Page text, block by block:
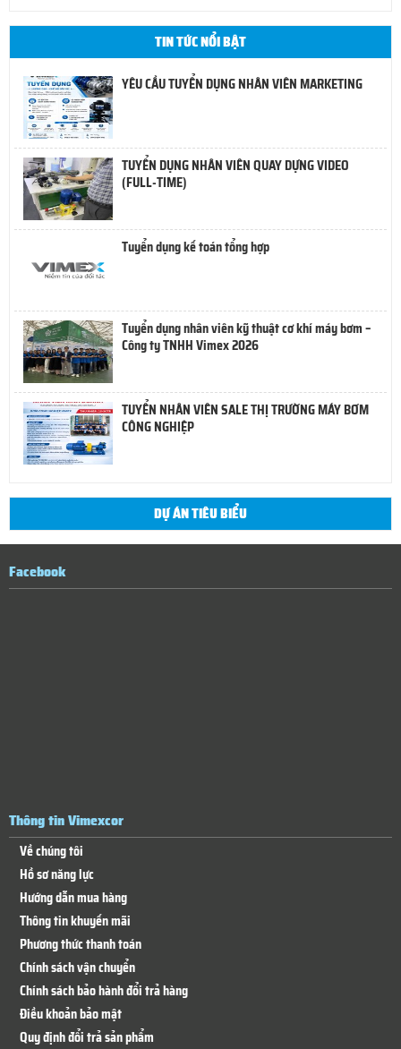
TIN TỨC NỔI BẬT
YÊU CẦU TUYỂN DỤNG NHÂN VIÊN MARKETING
TUYỂN DỤNG NHÂN VIÊN QUAY DỰNG VIDEO
(FULL-TIME)
Tuyển dụng kế toán tổng hợp
Tuyển dụng nhân viên kỹ thuật cơ khí máy bơm –
Công ty TNHH Vimex 2026
TUYỂN NHÂN VIÊN SALE THỊ TRƯỜNG MÁY BƠM
CÔNG NGHIỆP
DỰ ÁN TIÊU BIỂU
Facebook
Thông tin Vimexcor
Về chúng tôi
Hồ sơ năng lực
Hướng dẫn mua hàng
Thông tin khuyến mãi
Phương thức thanh toán
Chính sách vận chuyển
Chính sách bảo hành đổi trả hàng
Điều khoản bảo mật
Quy định đổi trả sản phẩm